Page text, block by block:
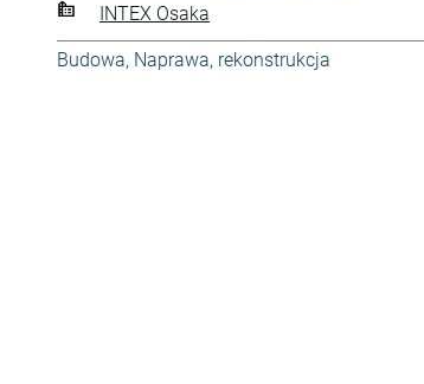
INTEX Osaka
Budowa, Naprawa, rekonstrukcja